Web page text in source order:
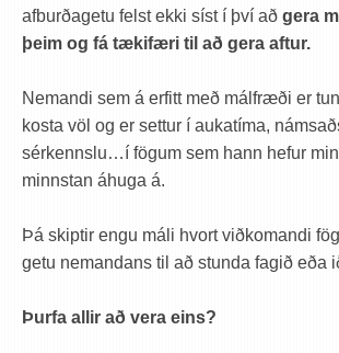
afburðagetu felst ekki síst í því að gera
þeim og fá tækifæri til að gera aftur.
Nemandi sem á erfitt með málfræði er
kosta völ og er settur í aukatíma,
sérkennslu…í fögum sem hann hefur
minnstan áhuga á.
Þá skiptir engu máli hvort viðkomandi
getu nemandans til að stunda fagið eða
Þurfa allir að vera eins?